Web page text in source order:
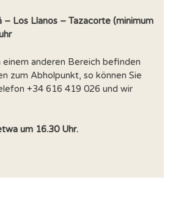
Los Llanos – Tazacorte (minimum
einem anderen Bereich befinden
zum Abholpunkt, so können Sie
+34 616 419 026 und wir
um 16.30 Uhr.